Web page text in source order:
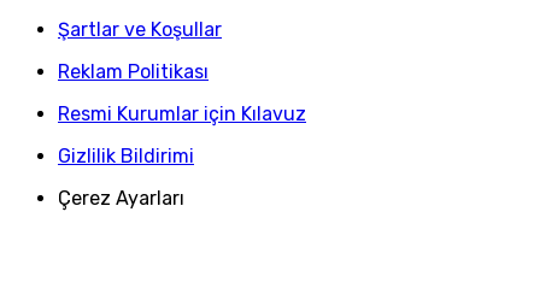
Şartlar ve Koşullar
Reklam Politikası
Resmi Kurumlar için Kılavuz
Gizlilik Bildirimi
Çerez Ayarları